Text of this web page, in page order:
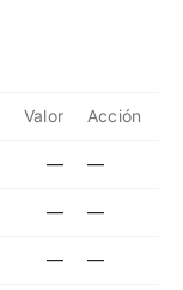
Valor Acción
— —
— —
— —